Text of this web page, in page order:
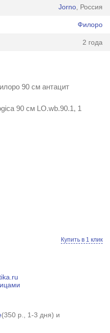
Jorno , Россия
Филоро
2 года
90 см антацит
90 см LO.wb.90.1, 1
Купить в 1 клик
(350 р.
, 1-3 дня) и